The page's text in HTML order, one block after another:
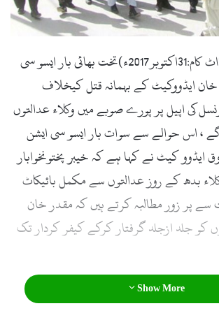
l
سوات (زما سوات ڈاٹ کام:31اکتوبر2017ء)تخت بھائی بار ایسو سی
خان ایڈووکیٹ کے بہمانہ قتل کیخلاف
کی اپیل پر پورے صوبے میں وکلاء عدالتوں
، اس حوالے سے سوات بار ایسو سی ایشن
ایڈوو کیٹ نے کہا ہے کہ خیبر پختونخوابار
بدھ کے روز عدالتوں سے مکمل بائیکاٹ
پر زور مطالبہ کرتے ہیں کہ مقدر خان
کو جلد ازجلد گرفتار کرکے کیفر کردار تک
Show More